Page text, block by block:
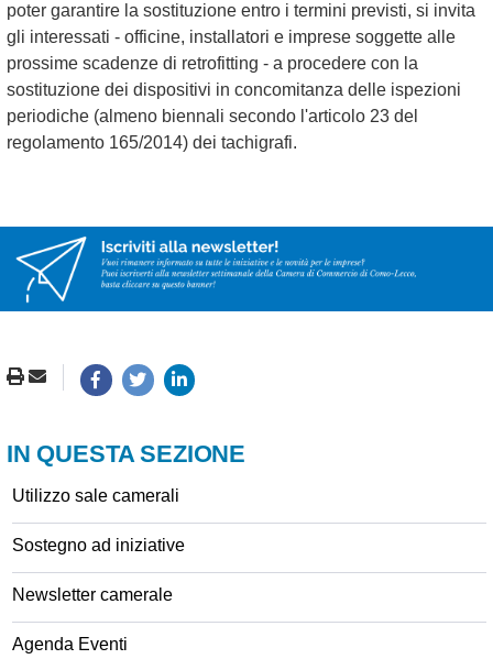
poter garantire la sostituzione entro i termini previsti, si invita
gli interessati - officine, installatori e imprese soggette alle
prossime scadenze di retrofitting - a procedere con la
sostituzione dei dispositivi in concomitanza delle ispezioni
periodiche (almeno biennali secondo l'articolo 23 del
regolamento 165/2014) dei tachigrafi.
IN QUESTA SEZIONE
Utilizzo sale camerali
Sostegno ad iniziative
Newsletter camerale
Agenda Eventi